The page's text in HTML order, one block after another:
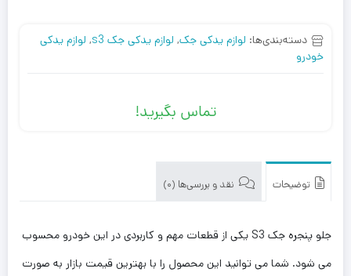
دسته‌بندی‌ها: لوازم یدکی جک, لوازم یدکی جک s3 , لوازم یدکی
خودرو
تماس بگیرید!
توضیحات نقد و بررسی‌ها (0)
جلو پنجره جک S3 یکی از قطعات مهم و کاربردی در این خودرو محسوب
می شود. شما می توانید این محصول را با بهترین قیمت بازار به صورت